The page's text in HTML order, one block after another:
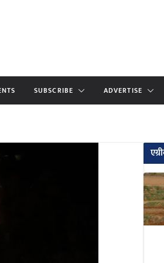
SUBSCRIBE ADVERTISE